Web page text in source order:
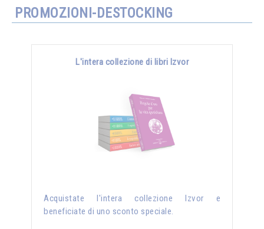
PROMOZIONI-DESTOCKING
L'intera collezione di libri Izvor
Acquistate l'intera collezione Izvor e
beneficiate di uno sconto speciale.